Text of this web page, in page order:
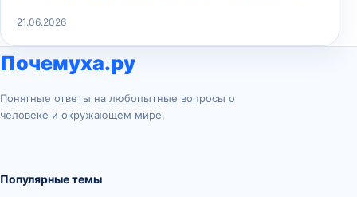
21.06.2026
Почемуха.ру
Понятные ответы на любопытные вопросы о
человеке и окружающем мире.
Популярные темы